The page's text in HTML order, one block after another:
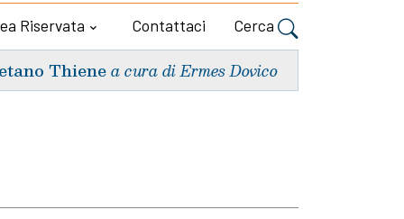
Riservata Contattaci Cerca
Thiene a cura di Ermes Dovico